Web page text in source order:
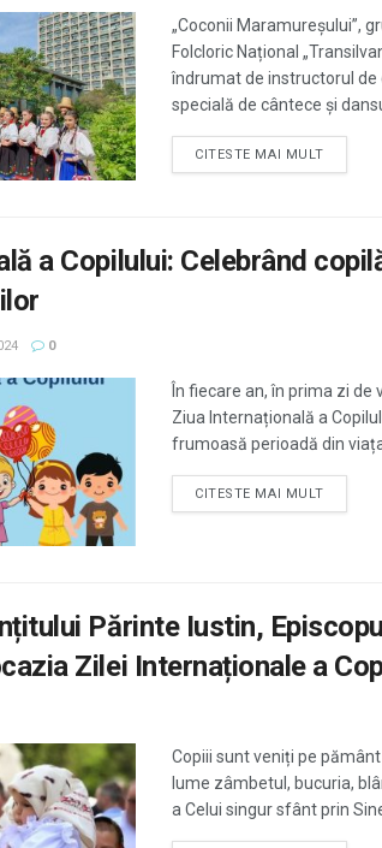
„Coconii Maramureșului”,
Folcloric Național
îndrumat de instructorul de
specială de cântece și
CITESTE MAI MULT
a Copilului: Celebrând
0
În fiecare an, în prima zi
Ziua Internațională a
frumoasă perioadă din
CITESTE MAI MULT
Părinte Iustin,
Zilei Internaționale a
​Copiii sunt veniți pe
lume zâmbetul, bucuria,
a Celui singur sfânt prin